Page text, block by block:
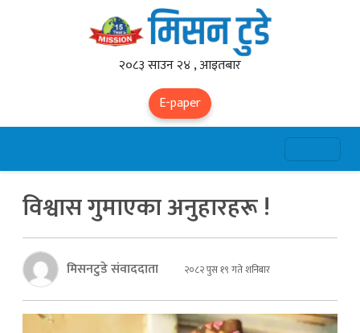
२०८३ साउन २४ , आइतबार
E-paper
विश्वास गुमाएका अनुहारहरू !
मिसनटुडे संवाददाता २०८२ पुस १९ गते शनिबार